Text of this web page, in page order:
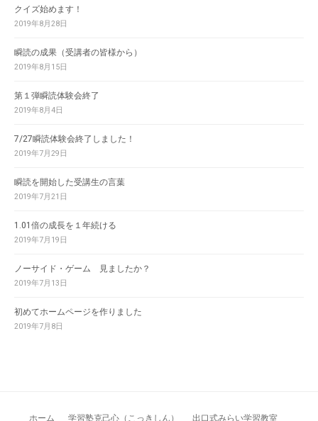
クイズ始めます！
2019年8月28日
瞬読の成果（受講者の皆様から）
2019年8月15日
第１弾瞬読体験会終了
2019年8月4日
7/27瞬読体験会終了しました！
2019年7月29日
瞬読を開始した受講生の言葉
2019年7月21日
1.01倍の成長を１年続ける
2019年7月19日
ノーサイド・ゲーム 見ましたか？
2019年7月13日
初めてホームページを作りました
2019年7月8日
ホーム 学習塾克己心（こっきしん） 出口式みらい学習教室